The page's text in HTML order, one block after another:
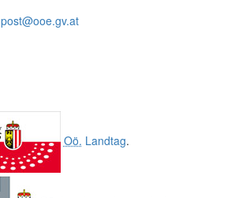
post@ooe.gv.at
Oö. Landtag.